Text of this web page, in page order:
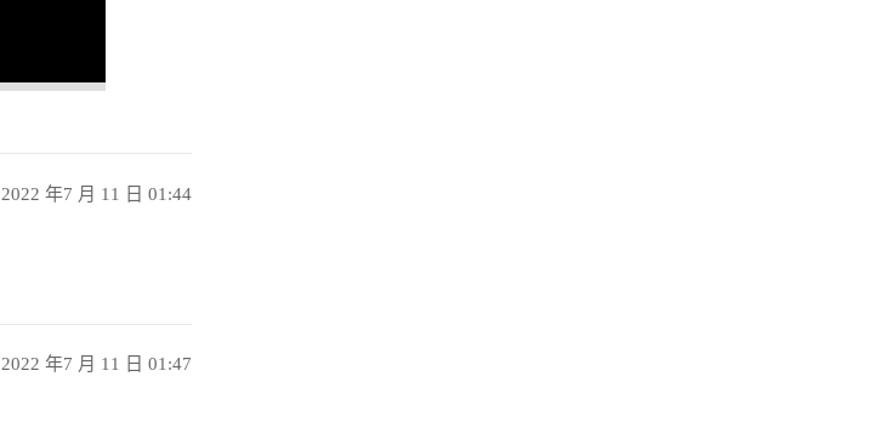
2022 年7 月 11 日 01:44
2022 年7 月 11 日 01:47